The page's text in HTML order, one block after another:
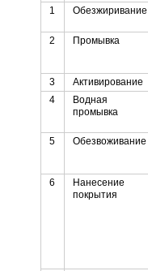
1 Обезжиривание
2
Промывка
3 Активирование
4
Водная
промывка
5 Обезвоживание
6
Нанесение
покрытия